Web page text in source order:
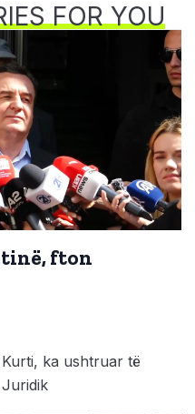
FOR YOU
fton
ka ushtruar të